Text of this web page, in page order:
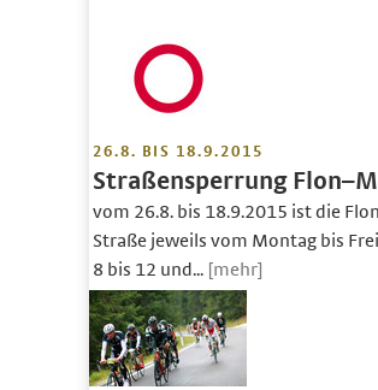
26.8. BIS 18.9.2015
Straßensperrung
vom 26.8. bis 18.9.2015 ist die
Straße jeweils vom Montag bis
8 bis 12 und... [mehr]